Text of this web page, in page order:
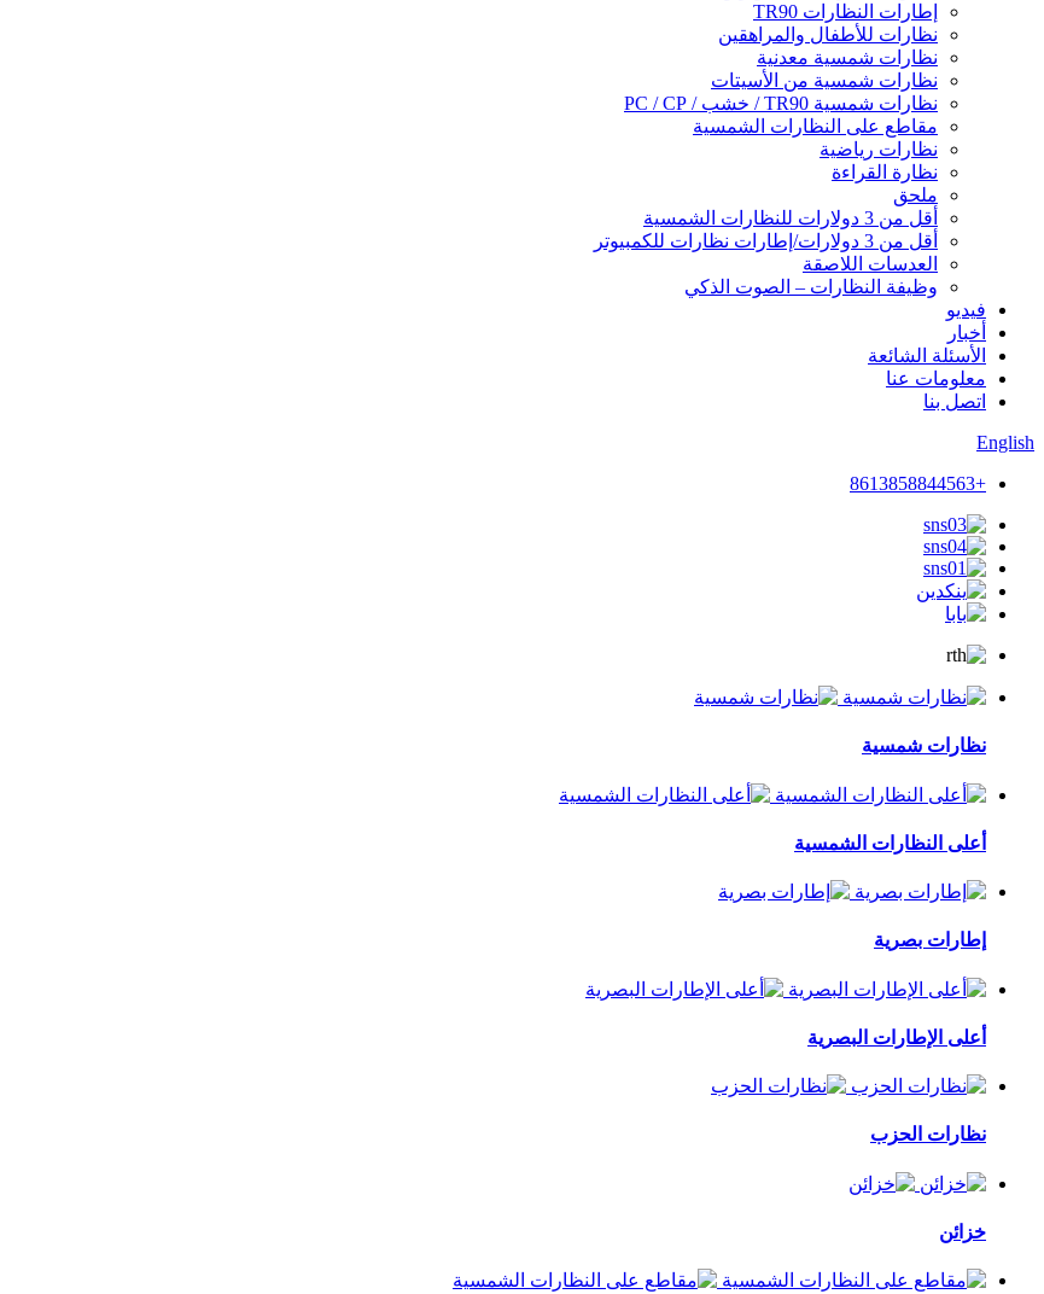
إطارات النظارات TR90
نظارات للأطفال والمراهقين
نظارات شمسية معدنية
نظارات شمسية من الأسيتات
نظارات شمسية TR90 / خشب / PC / CP
مقاطع على النظارات الشمسية
نظارات رياضية
نظارة القراءة
ملحق
أقل من 3 دولارات للنظارات الشمسية
أقل من 3 دولارات/إطارات نظارات للكمبيوتر
العدسات اللاصقة
وظيفة النظارات – الصوت الذكي
فيديو
أخبار
الأسئلة الشائعة
معلومات عنا
اتصل بنا
English
+8613858844563
نظارات شمسية
أعلى النظارات الشمسية
إطارات بصرية
أعلى الإطارات البصرية
نظارات الحزب
خزائن